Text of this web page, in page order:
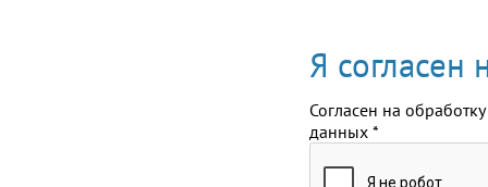
Я согласен
Согласен на обработку
данных *